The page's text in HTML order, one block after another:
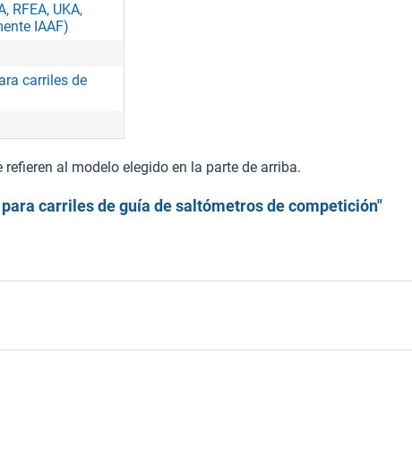
RFEA, UKA,
IAAF)
carriles de
al modelo elegido en la parte de arriba.
carriles de guía de saltómetros de competición"